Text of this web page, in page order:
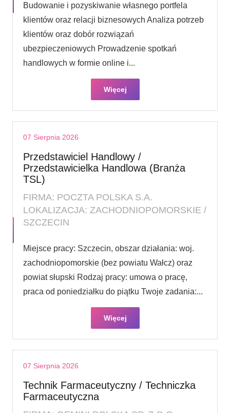
Budowanie i pozyskiwanie własnego portfela
klientów oraz relacji biznesowych Analiza potrzeb
klientów oraz dobór rozwiązań
ubezpieczeniowych Prowadzenie spotkań
handlowych w formie online i...
Więcej
07 Sierpnia 2026
Przedstawiciel Handlowy /
Przedstawicielka Handlowa (Branża
TSL)
FIRMA: POCZTA POLSKA S.A.
LOKALIZACJA: ZACHODNIOPOMORSKIE /
SZCZECIN
Miejsce pracy: Szczecin, obszar działania: woj.
zachodniopomorskie (bez powiatu Wałcz) oraz
powiat słupski Rodzaj pracy: umowa o pracę,
praca od poniedziałku do piątku Twoje zadania:...
Więcej
07 Sierpnia 2026
Technik Farmaceutyczny / Techniczka
Farmaceutyczna